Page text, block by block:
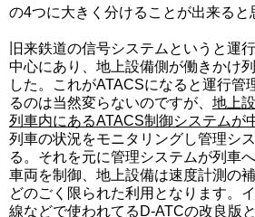
の4つに大きく分けることが出来ると
旧来鉄道の信号システムというと運
中心にあり、地上設備側が働きかけ
した。これがATACSになると運行管
るのは当然変らないのですが、 地上
列車内にあるATACS制御システムが
列車の状況をモニタリングし管理シ
る。それを元に管理システムが列車
車両を制御、地上設備は速度計測の
どのごく限られた利用となります。
線などで使われてるD-ATCの改良版